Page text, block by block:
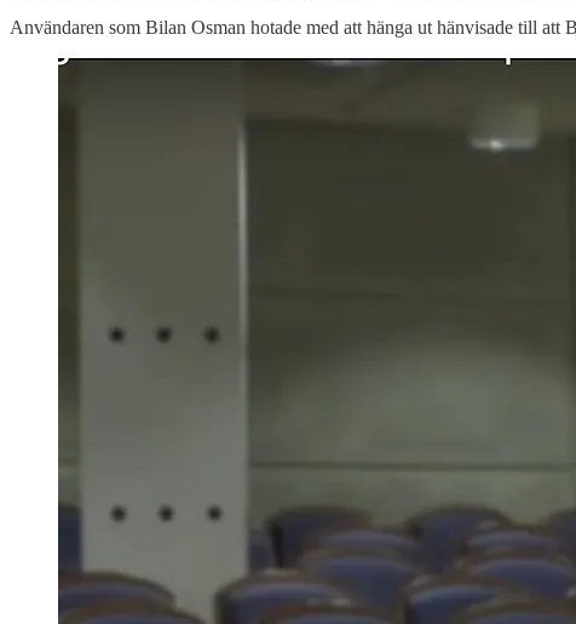
Användaren som Bilan Osman hotade med att hänga ut hänvisade till